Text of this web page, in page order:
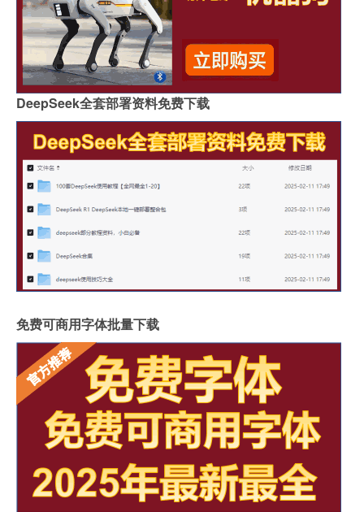
DeepSeek全套部署资料免费下载
免费可商用字体批量下载